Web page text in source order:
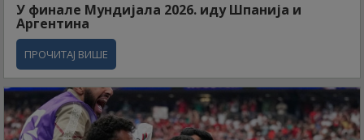
У финале Мундијала 2026. иду Шпанија и
Аргентина
ПРОЧИТАЈ ВИШЕ